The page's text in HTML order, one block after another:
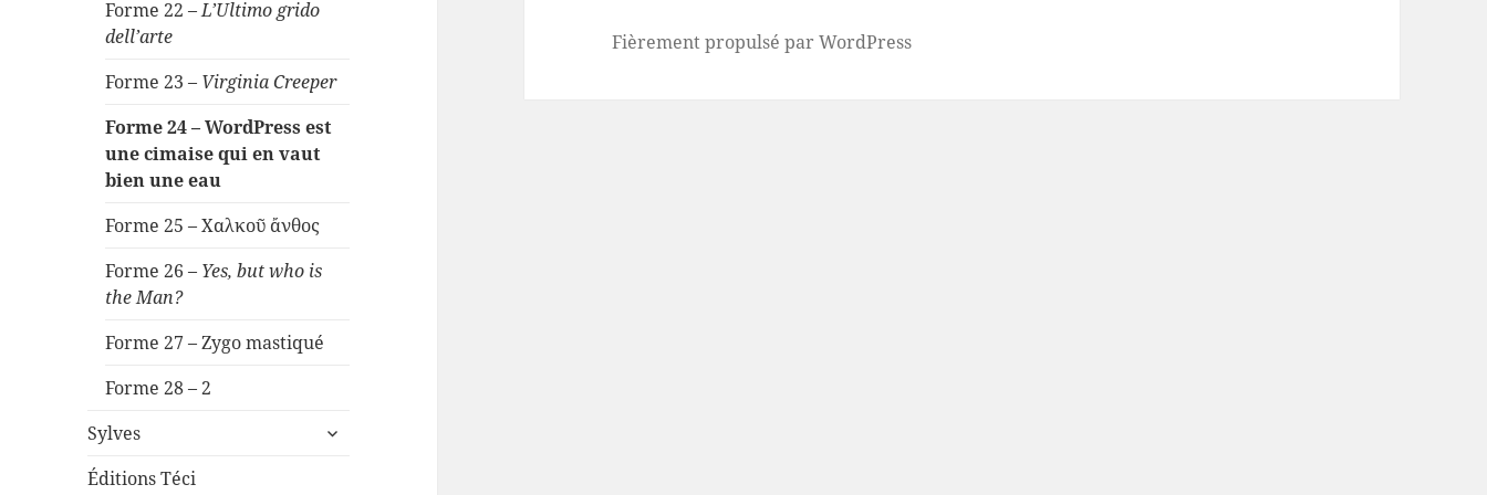
Forme 22 –L’Ultimo grido
dell’arte
Forme 23 – Virginia Creeper
Forme 24 – WordPress est
une cimaise qui en vaut
bien une eau
Forme 25 – Χαλκοῦ ἄνθος
Forme 26 – Yes, but who is
the Man?
Forme 27 – Zygo mastiqué
Forme 28 – 2
Sylves
ouvrir
Éditions Téci
Fièrement propulsé par WordPress